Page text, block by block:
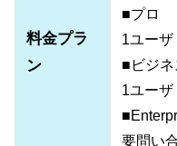
料金プラ
ン
■プロ
1ユーザ
■ビジネ
1ユーザ
要問い